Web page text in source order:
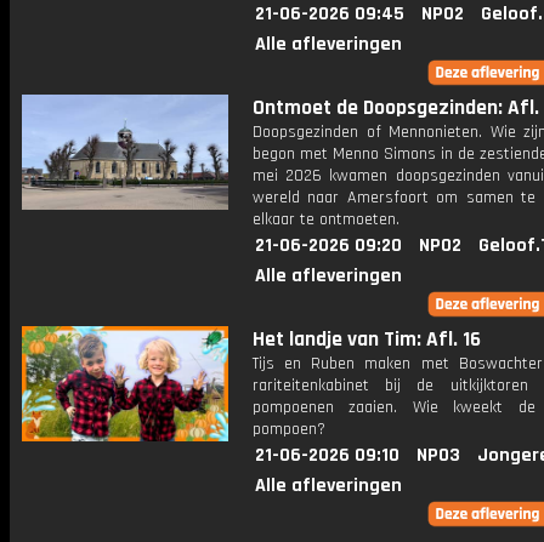
21-06-2026 09:45 NPO2
Alle afleveringen
Ontmoet de Doopsgezinden: Afl.
Doopsgezinden of Mennonieten. Wie
begon met Menno Simons in de
mei 2026 kwamen doopsgezinden
wereld naar Amersfoort om samen te
elkaar te ontmoeten.
21-06-2026 09:20 NPO2
Alle afleveringen
Het landje van Tim: Afl. 16
Tijs en Ruben maken met
rariteitenkabinet bij de uitkijktoren
pompoenen zaaien. Wie kweekt
pompoen?
21-06-2026 09:10 NPO3
Alle afleveringen